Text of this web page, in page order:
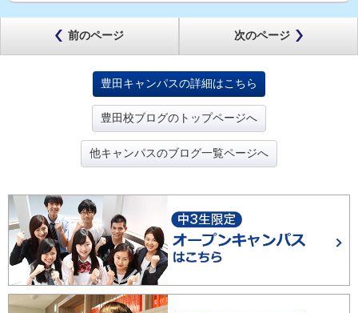
前のページ 次のページ
豊田キャンパスの詳細はこちら
豊田校ブログのトップページへ
他キャンパスのブログ一覧ページへ